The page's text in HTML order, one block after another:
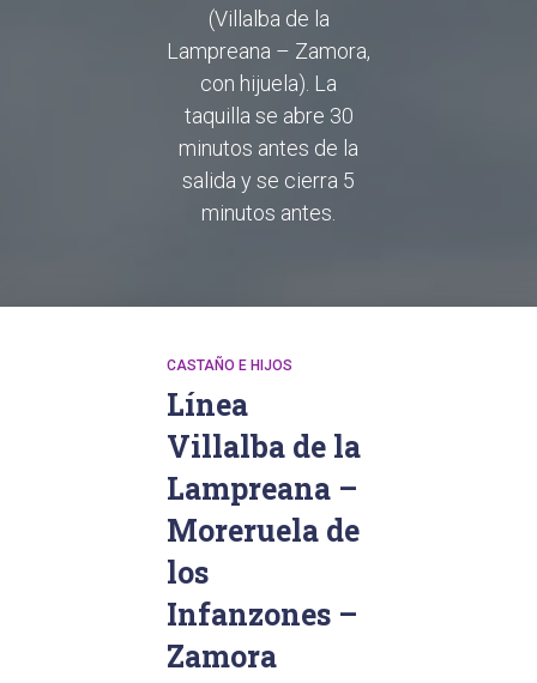
(Villalba de la
Lampreana – Zamora,
con hijuela). La
taquilla se abre 30
minutos antes de la
salida y se cierra 5
minutos antes.
CASTAÑO E HIJOS
Línea
Villalba de la
Lampreana –
Moreruela de
los
Infanzones –
Zamora